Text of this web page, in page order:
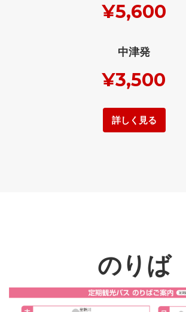
¥5,600
中津発
¥3,500
詳しく見る
のりば